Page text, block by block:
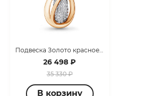
Подвеска Золото красное 22671А,1
26 498 ₽
35 330 ₽
В корзину